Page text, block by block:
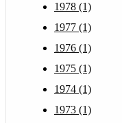
1978 (1)
1977 (1)
1976 (1)
1975 (1)
1974 (1)
1973 (1)